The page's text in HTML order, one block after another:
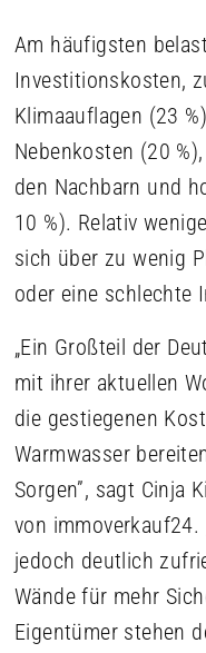
Am häufigsten
Investitionskosten,
Klimaauflagen (23
Nebenkosten (20
den Nachbarn und
10 %). Relativ
sich über zu wenig
oder eine schlechte
„Ein Großteil der
mit ihrer aktuellen
die gestiegenen
Warmwasser
Sorgen”, sagt Cinja
von immoverkauf24.
jedoch deutlich
Wände für mehr
Eigentümer stehen